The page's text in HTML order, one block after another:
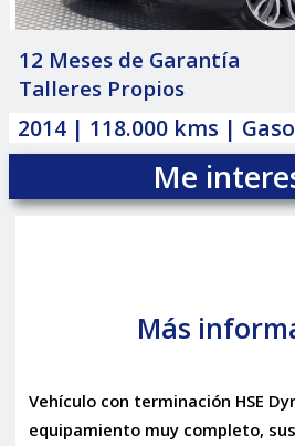
12 Meses de Garantía
Talleres Propios
2014 | 118.000 kms |
Me
Más
Vehículo con terminación HSE
equipamiento muy completo,